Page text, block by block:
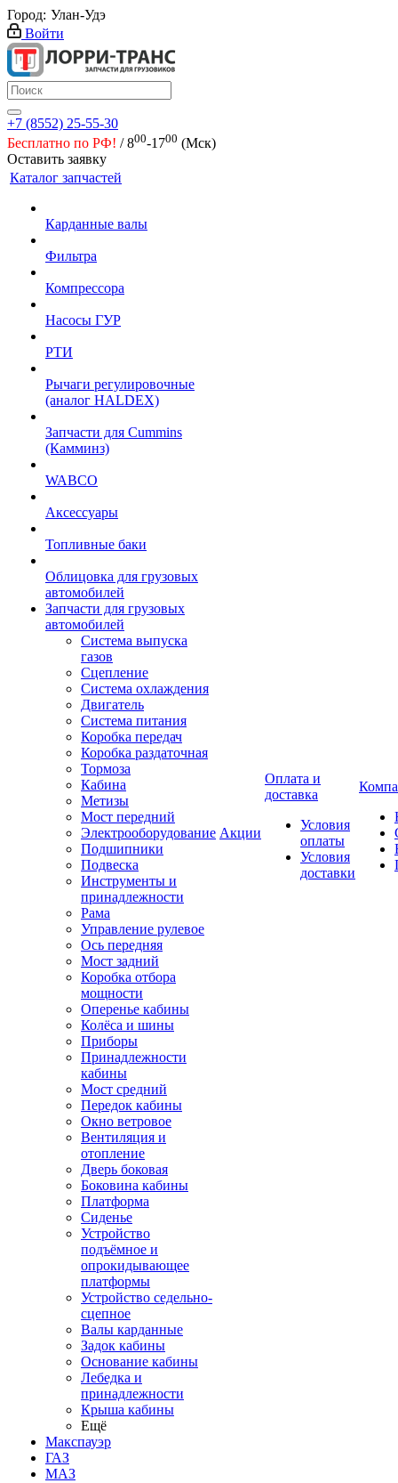
Город: Улан-Удэ
Войти
+7 (8552) 25-55-30
Бесплатно по РФ! / 800-1700 (Мск)
Оставить заявку
Каталог запчастей
Карданные валы
Фильтра
Компрессора
Насосы ГУР
РТИ
Рычаги регулировочные
(аналог HALDEX)
Запчасти для Cummins
(Камминз)
WABCO
Аксессуары
Топливные баки
Облицовка для грузовых
автомобилей
Запчасти для грузовых
автомобилей
Система выпуска
газов
Сцепление
Система охлаждения
Двигатель
Система питания
Коробка передач
Коробка раздаточная
Тормоза
Кабина
Метизы
Мост передний
Электрооборудование
Подшипники
Подвеска
Инструменты и
принадлежности
Рама
Управление рулевое
Ось передняя
Мост задний
Коробка отбора
мощности
Оперенье кабины
Колёса и шины
Приборы
Принадлежности
кабины
Мост средний
Передок кабины
Окно ветровое
Вентиляция и
отопление
Дверь боковая
Боковина кабины
Платформа
Сиденье
Устройство
подъёмное и
опрокидывающее
платформы
Устройство седельно-
сцепное
Валы карданные
Задок кабины
Основание кабины
Лебедка и
принадлежности
Крыша кабины
Ещё
Макспауэр
ГАЗ
МАЗ
Акции
Оплата и
доставка
Условия
оплаты
Условия
доставки